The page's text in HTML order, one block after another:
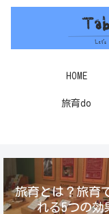
HOME
旅育do
旅育とは？旅育
れる5つの効